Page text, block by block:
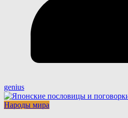
genius
Народы мира